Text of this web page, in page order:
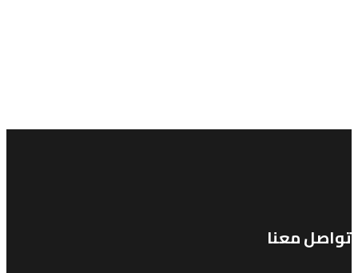
تواصل معنا